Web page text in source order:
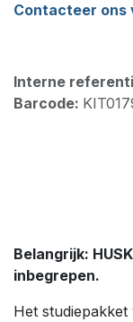
Contacteer ons
Interne
Barcode:
Belangrijk:
inbegrepen.
Het